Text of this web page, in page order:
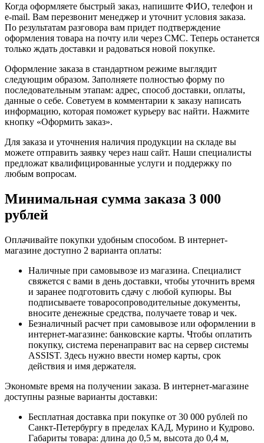
Когда оформляете быстрый заказ, напишите ФИО, телефон и
e-mail. Вам перезвонит менеджер и уточнит условия заказа.
По результатам разговора вам придет подтверждение
оформления товара на почту или через СМС. Теперь останется
только ждать доставки и радоваться новой покупке.
Оформление заказа в стандартном режиме выглядит
следующим образом. Заполняете полностью форму по
последовательным этапам: адрес, способ доставки, оплаты,
данные о себе. Советуем в комментарии к заказу написать
информацию, которая поможет курьеру вас найти. Нажмите
кнопку «Оформить заказ».
Для заказа и уточнения наличия продукции на складе вы
можете отправить заявку через наш сайт. Наши специалисты
предложат квалифицированные услуги и поддержку по
любым вопросам.
Минимальная сумма заказа 3 000
рублей
Оплачивайте покупки удобным способом. В интернет-
магазине доступно 2 варианта оплаты:
Наличные при самовывозе из магазина. Специалист
свяжется с вами в день доставки, чтобы уточнить время
и заранее подготовить сдачу с любой купюры. Вы
подписываете товаросопроводительные документы,
вносите денежные средства, получаете товар и чек.
Безналичный расчет при самовывозе или оформлении в
интернет-магазине: банковские карты. Чтобы оплатить
покупку, система перенаправит вас на сервер системы
ASSIST. Здесь нужно ввести номер карты, срок
действия и имя держателя.
Экономьте время на получении заказа. В интернет-магазине
доступны разные варианты доставки:
Бесплатная доставка при покупке от 30 000 рублей по
Санкт-Петербургу в пределах КАД, Мурино и Кудрово.
Габариты товара: длина до 0,5 м, высота до 0,4 м,